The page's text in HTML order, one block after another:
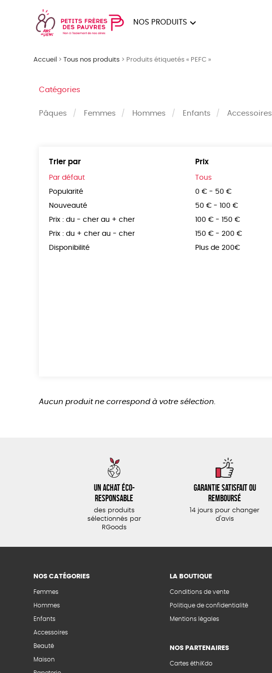
NOS PRODUITS
Accueil >Tous nos produits > Produits étiquetés « PEFC »
Catégories
Pâques Femmes Hommes Enfants Accessoires
Trier par
Par défaut
Popularité
Nouveauté
Prix : du - cher au + cher
Prix : du + cher au - cher
Disponibilité
Prix
Tous
0 € - 50 €
50 € - 100 €
100 € - 150 €
150 € - 200 €
Plus de 200€
Aucun produit ne correspond à votre sélection.
Un achat éco-
responsable
des produits
sélectionnés par
RGoods
Garantie satisfait ou
remboursé
14 jours pour changer
d'avis
NOS CATÉGORIES
Femmes
Hommes
Enfants
Accessoires
Beauté
Maison
LA BOUTIQUE
Conditions de vente
Politique de confidentialité
Mentions légales
NOS PARTENAIRES
Cartes éthiKdo